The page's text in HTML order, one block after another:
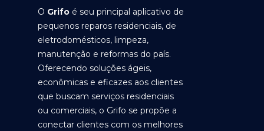
O Grifo é seu principal aplicativo de
pequenos reparos residenciais, de
eletrodomésticos, limpeza,
manutenção e reformas do país.
Oferecendo soluções ágeis,
econômicas e eficazes aos clientes
que buscam serviços residenciais
ou comerciais, o Grifo se propõe a
conectar clientes com os melhores